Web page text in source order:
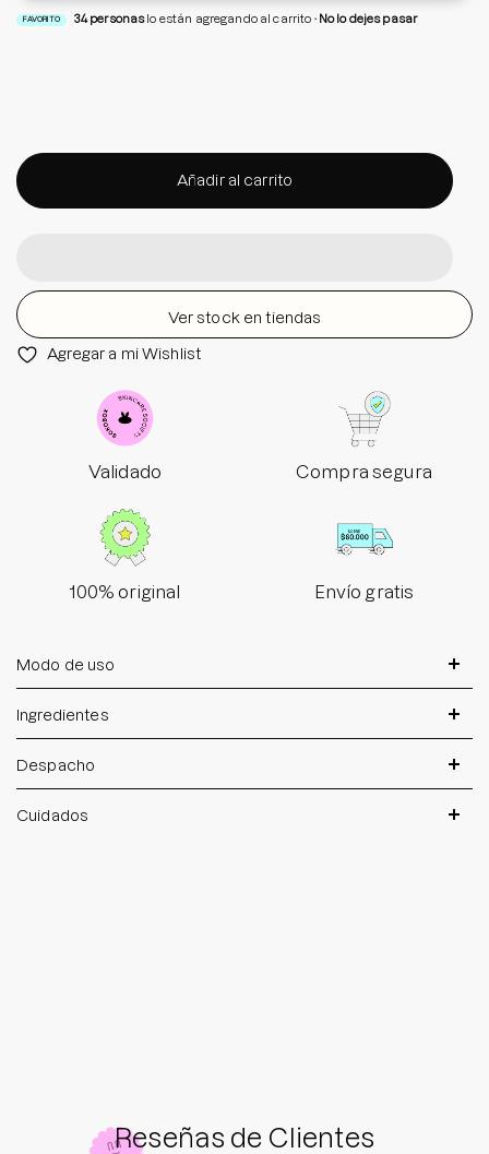
FAVORITO 34personas lo están agregando al carrito No lo dejes pasar
Añadir al carrito
Ver stock en tiendas
Agregar a mi Wishlist
Validado Compra segura
100% original Envío gratis
Modo de uso
Ingredientes
Despacho
Cuidados
Reseñas de Clientes